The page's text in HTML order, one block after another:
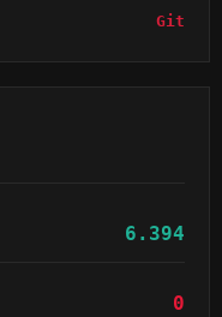
Git
6.394
0